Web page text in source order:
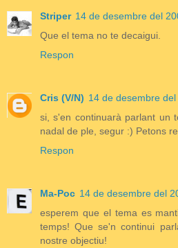
Striper 14 de desembre del
Que el tema no te decaigui.
Respon
Cris (V/N) 14 de desembre
si, s'en continuarà parlant un
nadal de ple, segur :) Petons
Respon
Ma-Poc 14 de desembre del
esperem que el tema es
temps! Que se'n continui
nostre objectiu!